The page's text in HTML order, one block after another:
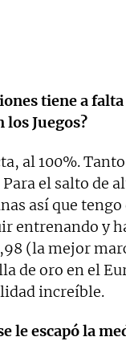
tiene a
los Juegos?
al 100%.
el salto de
así que
entrenando y
(la mejor
de oro en el
increíble.
le escapó la